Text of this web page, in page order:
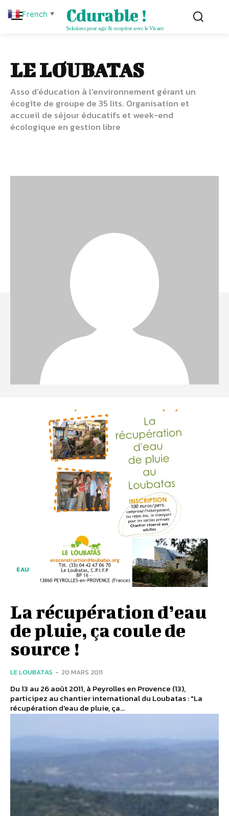
Cdurable !
Solutions pour agir & coopérer avec le Vivant
LE LOUBATAS
Asso d'éducation à l'environnement gérant un
écogîte de groupe de 35 lits. Organisation et
accueil de séjour éducatifs et week-end
écologique en gestion libre
EAU
La récupération d’eau
de pluie, ça coule de
source !
LE LOUBATAS - 20 MARS 2011
Du 13 au 26 août 2011, à Peyrolles en Provence (13),
participez au chantier international du Loubatas : "La
récupération d'eau de pluie, ça...
French ▼